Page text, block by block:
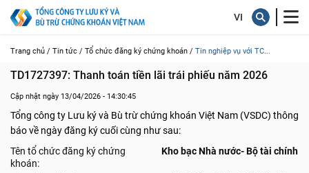
Trang chủ / Tin tức / Tổ chức đăng ký chứng khoán / Tin nghiệp vụ với TC...
TD1727397: Thanh toán tiền lãi trái phiếu năm 2026
Cập nhật ngày 13/04/2026 - 14:30:45
Tổng công ty Lưu ký và Bù trừ chứng khoán Việt Nam (VSDC) thông
báo về ngày đăng ký cuối cùng như sau:
Tên tổ chức đăng ký chứng
khoán:
Kho bạc Nhà nước- Bộ tài chính